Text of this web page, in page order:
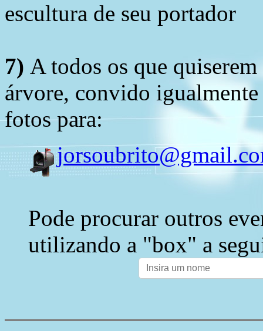
escultura de seu portador
7) A todos os que
árvore, convido
fotos para:
Pode procurar outros
utilizando a "box" a